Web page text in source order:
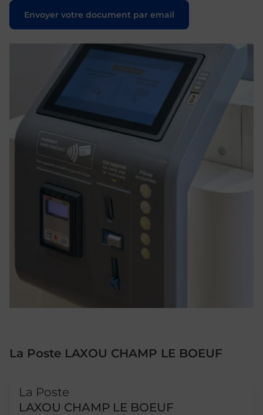
Envoyer votre document par email
Le lien s'ouvre dans un nouvel onglet
La Poste LAXOU CHAMP LE BOEUF
La Poste
LAXOU CHAMP LE BOEUF